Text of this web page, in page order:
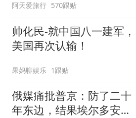
阿天爱旅行 570跟贴
帅化民-就中国八一建军，
美国再次认输！
果妈聊娱乐 1跟贴
俄媒痛批普京：防了二十
年东边，结果埃尔多安把